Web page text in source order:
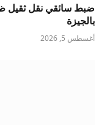
ضبط سائقي نقل ثقيل
بالجيزة
أغسطس 5, 2026